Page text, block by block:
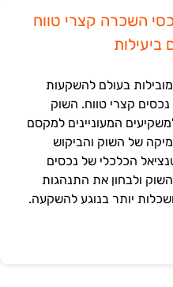
השכרה קצרי טווח
בעולם להשקעות
קצרי טווח. השוק
המעוניינים למקסם
של השוק והביקוש
הכלכלי של נכסים
ולבחון את התנהגות
יותר בנוגע להשקעה.